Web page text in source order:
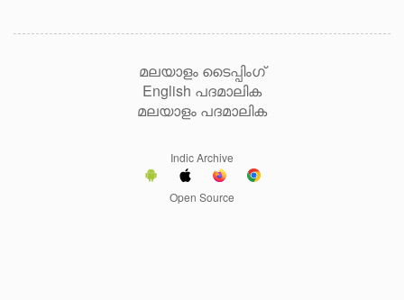
മലയാളം ടൈപ്പിംഗ്
English പദമാലിക
മലയാളം പദമാലിക
Indic Archive
Open Source